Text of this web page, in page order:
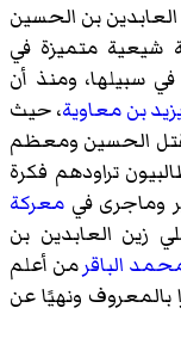
بن الحسين
شيعية متميزة في
سبيلها، ومنذ أن
بن معاوية، حيث
الحسين ومعظم
تراودهم فكرة
وماجرى في معركة
زين العابدين بن
الباقرمن أعلم
بالمعروف ونهيًا عن